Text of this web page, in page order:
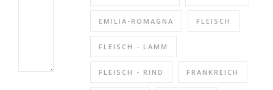
EMILIA-ROMAGNA FLEISCH
FLEISCH - LAMM
FLEISCH - RIND FRANKREICH